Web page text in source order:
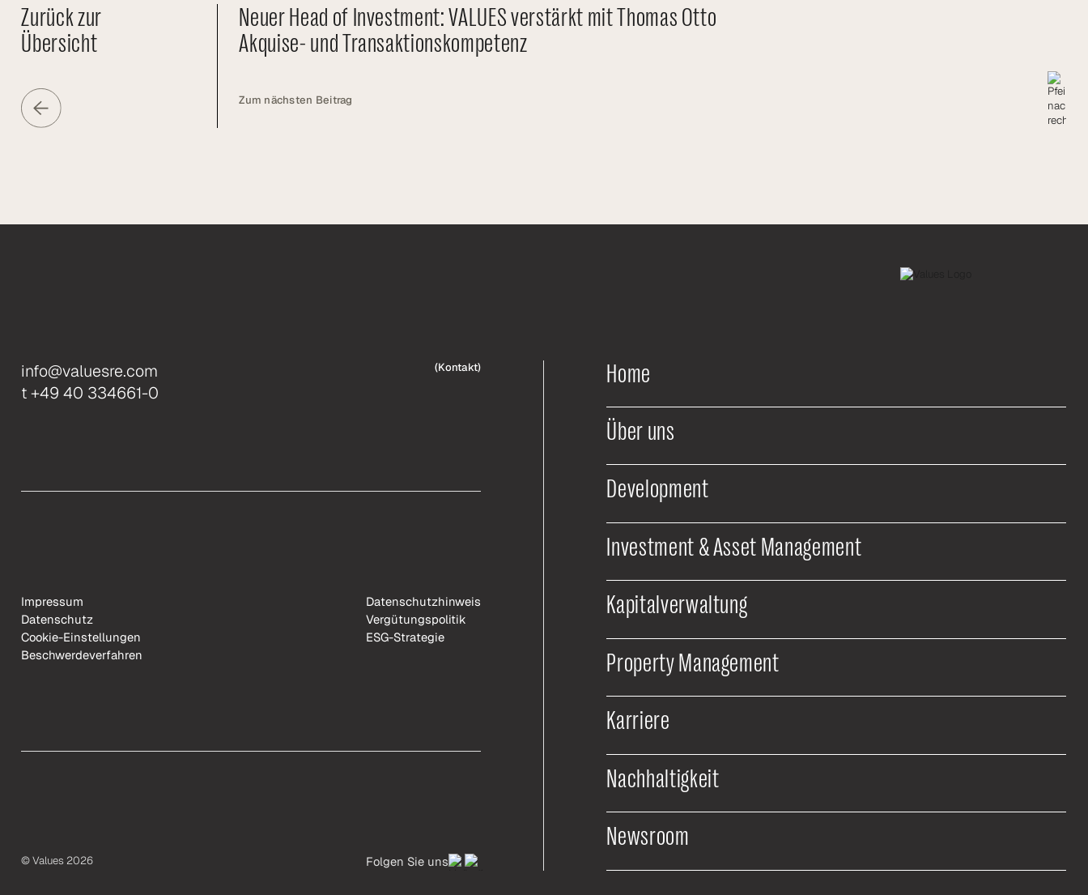
Zurück zur
Übersicht
Neuer Head of Investment: VALUES verstärkt mit Thomas Otto
Akquise- und Transaktionskompetenz
Zum nächsten Beitrag
info@valuesre.com
t +49 40 334661-0
(Kontakt)
Impressum
Datenschutz
Cookie-Einstellungen
Beschwerdeverfahren
Datenschutzhinweis
Vergütungspolitik
ESG-Strategie
© Values 2026 Folgen Sie uns
Home
Über uns
Development
Investment & Asset Management
Kapitalverwaltung
Property Management
Karriere
Nachhaltigkeit
Newsroom